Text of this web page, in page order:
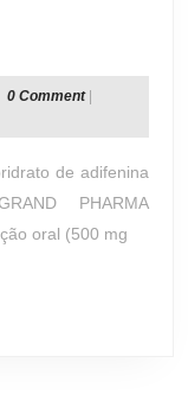
0 Comment
de adifenina
PHARMA
oral (500 mg